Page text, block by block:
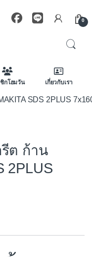
0
กโฮมวัน เกี่ยวกับเรา
SDS 2PLUS
ต ก้าน
2PLUS